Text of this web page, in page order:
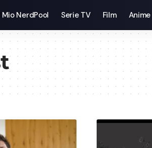
Mio NerdPool Serie TV Film Anime